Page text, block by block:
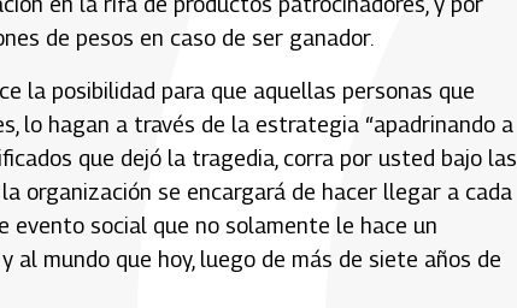
de pesos en caso de ser ganador.
la posibilidad para que aquellas personas que
lo hagan a través de la estrategia “apadrinando a
que dejó la tragedia, corra por usted bajo las
organización se encargará de hacer llegar a cada
evento social que no solamente le hace un
al mundo que hoy, luego de más de siete años de